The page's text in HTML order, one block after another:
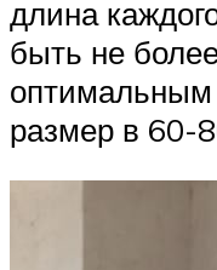
длина
быть не
оптимальным
размер в 60-